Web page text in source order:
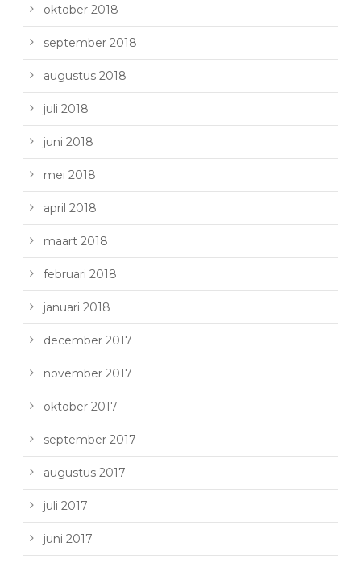
oktober 2018
september 2018
augustus 2018
juli 2018
juni 2018
mei 2018
april 2018
maart 2018
februari 2018
januari 2018
december 2017
november 2017
oktober 2017
september 2017
augustus 2017
juli 2017
juni 2017